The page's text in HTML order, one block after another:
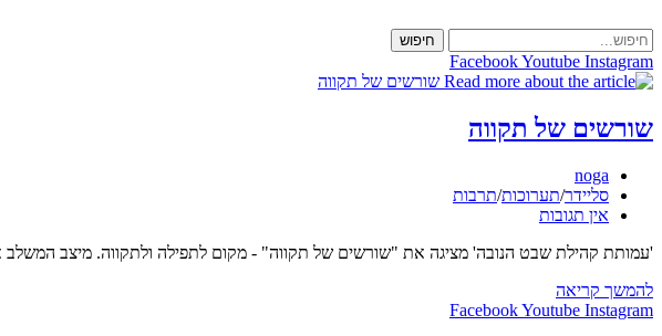
to
content
חיפוש
FacebookYoutube Instagram
שורשים של תקווה
מחבר:
noga
קטגוריה:
סליידר/תערוכות/תרבות
תגובות:
אין תגובות
'עמותת קהילת שבט הנובה' מציגה את "שורשים של תקווה" - מקום לתפילה ולתקווה. מיצב המשלב אמנות וטכנולוגיה להנצחת 410 נרצחי המסיבות. המיצב ייחשף בטקס
להמשך קריאהשורשים
של
FacebookYoutube Instagram